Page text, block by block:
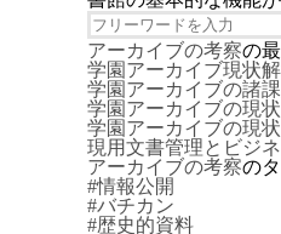
アーカイブの考察の
学園アーカイブ現状
学園アーカイブの諸
学園アーカイブの現状
学園アーカイブの現
現用文書管理とビジ
アーカイブの考察の
#情報公開
#バチカン
#歴史的資料